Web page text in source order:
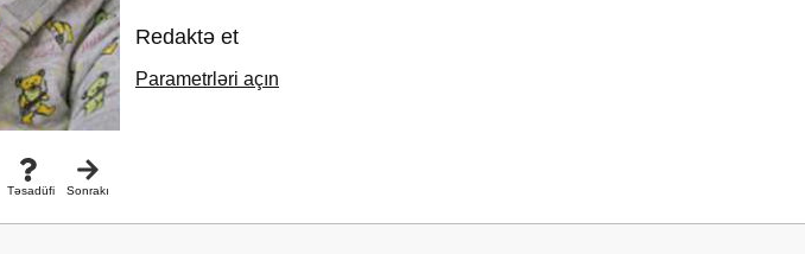
Təsadüfi Sonrakı
Redaktə et
Parametrləri açın